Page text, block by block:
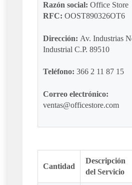
Razón social: Office Store
RFC: OOST890326OT6
Dirección: Av. Industrias
Industrial C.P. 89510
Teléfono: 366 2 11 87 15
Correo electrónico:
ventas@officestore.com
Cantidad
Descripción
del Servicio